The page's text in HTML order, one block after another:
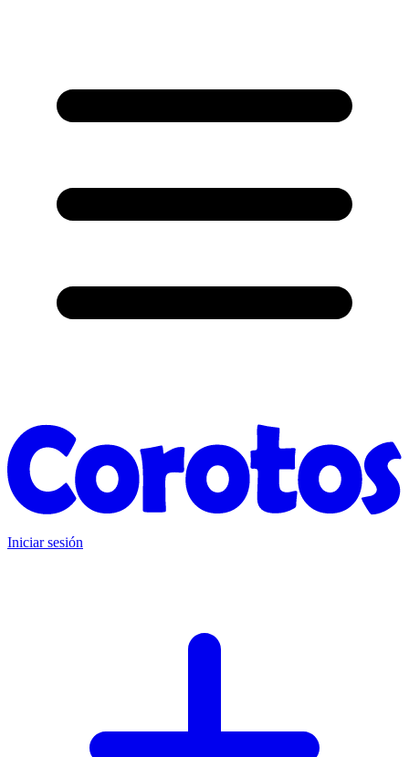
Iniciar sesión